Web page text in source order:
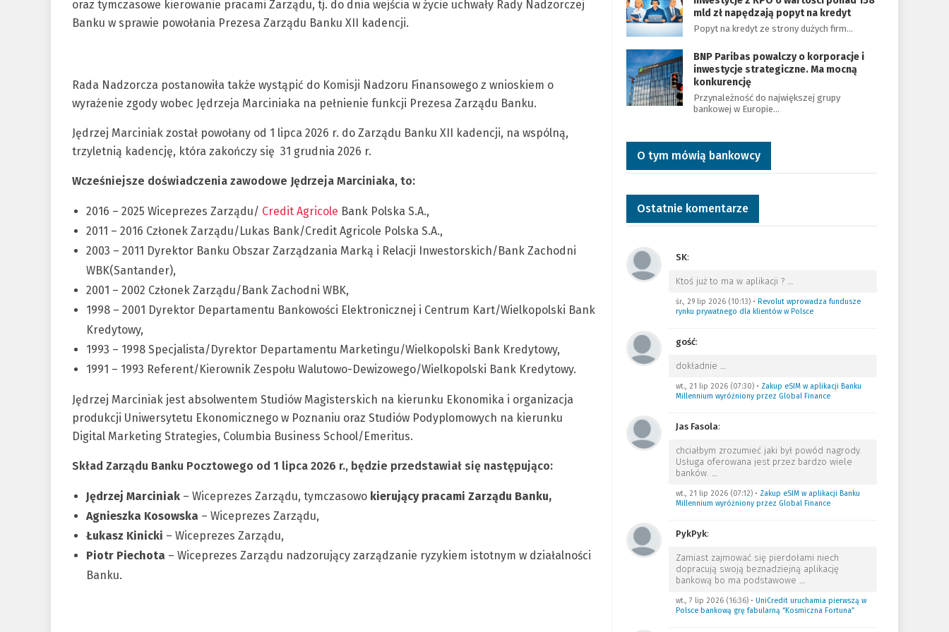
oraz tymczasowe kierowanie pracami Zarządu, tj. do dnia wejścia w życie uchwały Rady Nadzorczej
Banku w sprawie powołania Prezesa Zarządu Banku XII kadencji.
Rada Nadzorcza postanowiła także wystąpić do Komisji Nadzoru Finansowego z wnioskiem o
wyrażenie zgody wobec Jędrzeja Marciniaka na pełnienie funkcji Prezesa Zarządu Banku.
Jędrzej Marciniak został powołany od 1 lipca 2026 r. do Zarządu Banku XII kadencji, na wspólną,
trzyletnią kadencję, która zakończy się 31 grudnia 2026 r.
Wcześniejsze doświadczenia zawodowe Jędrzeja Marciniaka, to:
2016 – 2025 Wiceprezes Zarządu/ Credit Agricole Bank Polska S.A.,
2011 – 2016 Członek Zarządu/Lukas Bank/Credit Agricole Polska S.A.,
2003 – 2011 Dyrektor Banku Obszar Zarządzania Marką i Relacji Inwestorskich/Bank Zachodni
WBK(Santander),
2001 – 2002 Członek Zarządu/Bank Zachodni WBK,
1998 – 2001 Dyrektor Departamentu Bankowości Elektronicznej i Centrum Kart/Wielkopolski Bank
Kredytowy,
1993 – 1998 Specjalista/Dyrektor Departamentu Marketingu/Wielkopolski Bank Kredytowy,
1991 – 1993 Referent/Kierownik Zespołu Walutowo-Dewizowego/Wielkopolski Bank Kredytowy.
Jędrzej Marciniak jest absolwentem Studiów Magisterskich na kierunku Ekonomika i organizacja
produkcji Uniwersytetu Ekonomicznego w Poznaniu oraz Studiów Podyplomowych na kierunku
Digital Marketing Strategies, Columbia Business School/Emeritus.
Skład Zarządu Banku Pocztowego od 1 lipca 2026 r., będzie przedstawiał się następująco:
Jędrzej Marciniak – Wiceprezes Zarządu, tymczasowo kierujący pracami Zarządu Banku,
Agnieszka Kosowska – Wiceprezes Zarządu,
Łukasz Kinicki – Wiceprezes Zarządu,
Piotr Piechota – Wiceprezes Zarządu nadzorujący zarządzanie ryzykiem istotnym w działalności
Banku.
mld zł napędzają popyt na kredyt
Popyt na kredyt ze strony dużych firm…
BNP Paribas powalczy o korporacje i
inwestycje strategiczne. Ma mocną
konkurencję
Przynależność do największej grupy
bankowej w Europie…
O tym mówią bankowcy
Ostatnie komentarze
SK:
Ktoś już to ma w aplikacji ? …
śr., 29 lip 2026 (10:13)• Revolut wprowadza fundusze
rynku prywatnego dla klientów w Polsce
gość:
dokładnie …
wt., 21 lip 2026 (07:30)• Zakup eSIM w aplikacji Banku
Millennium wyróżniony przez Global Finance
Jas Fasola:
chciałbym zrozumieć jaki był powód nagrody.
Usługa oferowana jest przez bardzo wiele
banków. …
wt., 21 lip 2026 (07:12)• Zakup eSIM w aplikacji Banku
Millennium wyróżniony przez Global Finance
PykPyk:
Zamiast zajmować się pierdołami niech
dopracują swoją beznadziejną aplikację
bankową bo ma podstawowe …
wt., 7 lip 2026 (16:36)• UniCredit uruchamia pierwszą w
Polsce bankową grę fabularną “Kosmiczna Fortuna”